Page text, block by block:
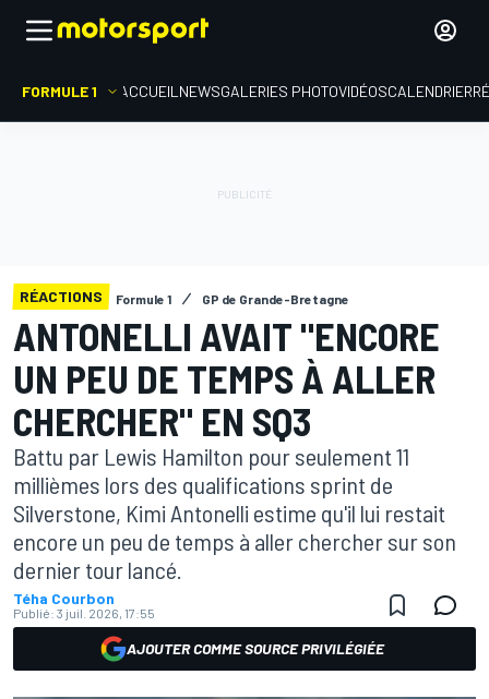
FORMULE 1 ACCUEIL NEWSGALERIES PHOTOVIDÉOSCALENDRIER
RÉACTIONS Formule 1 GP de Grande-Bretagne
ANTONELLI AVAIT "ENCORE
UN PEU DE TEMPS À ALLER
CHERCHER" EN SQ3
Battu par Lewis Hamilton pour seulement 11
millièmes lors des qualifications sprint de
Silverstone, Kimi Antonelli estime qu'il lui restait
encore un peu de temps à aller chercher sur son
dernier tour lancé.
Téha Courbon
Publié: 3 juil. 2026, 17:55
AJOUTER COMME SOURCE PRIVILÉGIÉE